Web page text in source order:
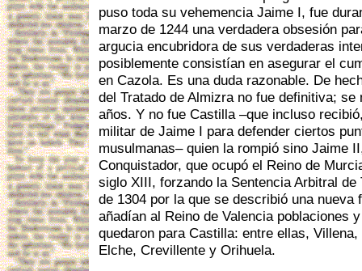
puso toda su vehemencia Jaime I, fue
marzo de 1244 una verdadera obsesión
argucia encubridora de sus verdaderas
posiblemente consistían en asegurar el
en Cazola. Es una duda razonable. De
del Tratado de Almizra no fue definitiva; se
años. Y no fue Castilla –que incluso
militar de Jaime I para defender ciertos
musulmanas– quien la rompió sino Jaime
Conquistador, que ocupó el Reino de
siglo XIII, forzando la Sentencia Arbitral de
de 1304 por la que se describió una nueva
añadían al Reino de Valencia poblaciones
quedaron para Castilla: entre ellas,
Elche, Crevillente y Orihuela.